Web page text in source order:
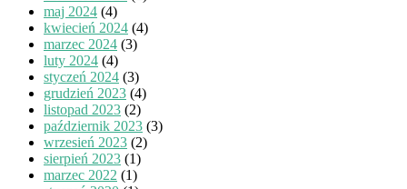
maj 2024 (4)
kwiecień 2024 (4)
marzec 2024 (3)
luty 2024 (4)
styczeń 2024 (3)
grudzień 2023 (4)
listopad 2023 (2)
październik 2023 (3)
wrzesień 2023 (2)
sierpień 2023 (1)
marzec 2022 (1)